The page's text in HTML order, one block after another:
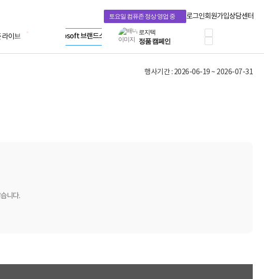
토요일 컴퓨존 정상 영업 중 로그인회원가입상담센터
라이브
LG gram & 브랜드스토어
Microsoft 브랜드스토어
AMD 브랜드스토어
Dell 구매 찬스
프로 에센셜
타협 없는 게이밍
HP OMEN
로지텍
삼성 키보드&마우스
적립금 페이백!
행사기간 : 2026-06-19 ~ 2026-07-31
니다.